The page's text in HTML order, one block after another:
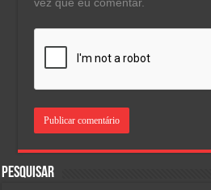
Pesquisar